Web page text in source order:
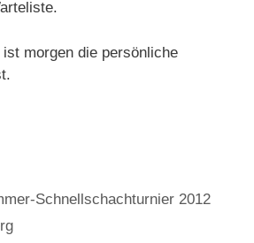
morgen die persönliche
Schnellschachturnier 2012